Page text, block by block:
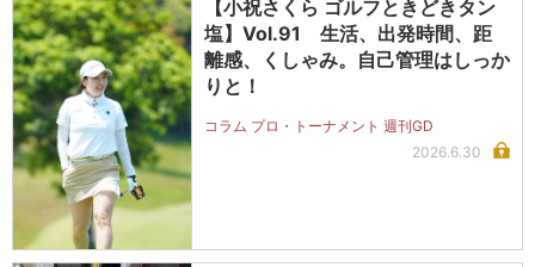
【小祝さくら ゴルフときどきタン
塩】Vol.91 生活、出発時間、距
離感、くしゃみ。自己管理はしっか
りと！
コラム プロ・トーナメント 週刊GD
2026.6.30